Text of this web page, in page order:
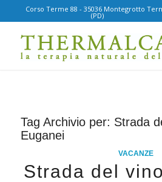
Corso Terme 88 - 35036 Montegrotto
(PD)
Tag Archivio per: Strada
Euganei
VACANZE
Strada del